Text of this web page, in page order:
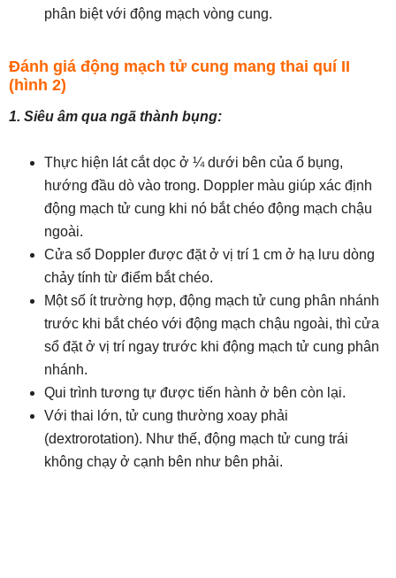
phân biệt với động mạch vòng cung.
Đánh giá động mạch tử cung mang thai quí II
(hình 2)
1. Siêu âm qua ngã thành bụng:
Thực hiện lát cắt dọc ở ¼ dưới bên của ổ bụng,
hướng đầu dò vào trong. Doppler màu giúp xác định
động mạch tử cung khi nó bắt chéo động mạch chậu
ngoài.
Cửa sổ Doppler được đặt ở vị trí 1 cm ở hạ lưu dòng
chảy tính từ điểm bắt chéo.
Một số ít trường hợp, động mạch tử cung phân nhánh
trước khi bắt chéo với động mạch chậu ngoài, thì cửa
sổ đặt ở vị trí ngay trước khi động mạch tử cung phân
nhánh.
Qui trình tương tự được tiến hành ở bên còn lại.
Với thai lớn, tử cung thường xoay phải
(dextrorotation). Như thế, động mạch tử cung trái
không chạy ở cạnh bên như bên phải.